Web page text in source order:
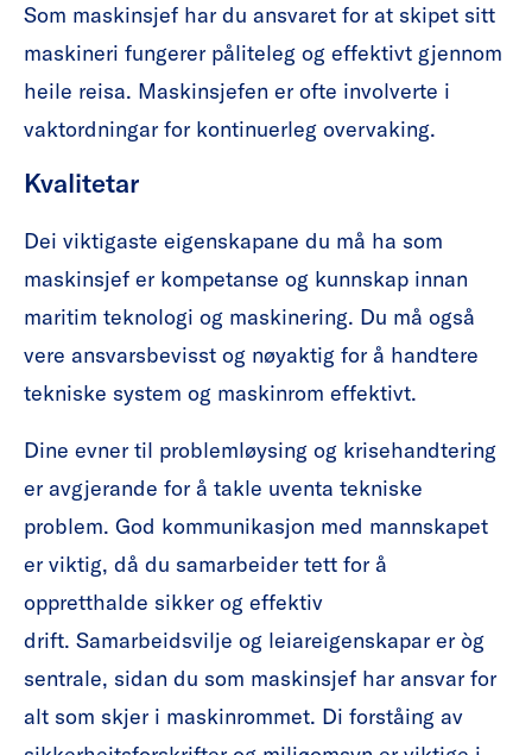
Som maskinsjef har du ansvaret for at skipet sitt
maskineri fungerer påliteleg og effektivt gjennom
heile reisa. Maskinsjefen er ofte involverte i
vaktordningar for kontinuerleg overvaking.
Kvalitetar
Dei viktigaste eigenskapane du må ha som
maskinsjef er kompetanse og kunnskap innan
maritim teknologi og maskinering. Du må også
vere ansvarsbevisst og nøyaktig for å handtere
tekniske system og maskinrom effektivt.
Dine evner til problemløysing og krisehandtering
er avgjerande for å takle uventa tekniske
problem. God kommunikasjon med mannskapet
er viktig, då du samarbeider tett for å
oppretthalde sikker og effektiv
drift. Samarbeidsvilje og leiareigenskapar er òg
sentrale, sidan du som maskinsjef har ansvar for
alt som skjer i maskinrommet. Di forståing av